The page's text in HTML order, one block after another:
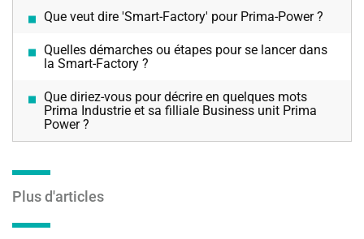
Que veut dire 'Smart-Factory' pour Prima-Power ?
Quelles démarches ou étapes pour se lancer dans
la Smart-Factory ?
Que diriez-vous pour décrire en quelques mots
Prima Industrie et sa filliale Business unit Prima
Power ?
Plus d'articles